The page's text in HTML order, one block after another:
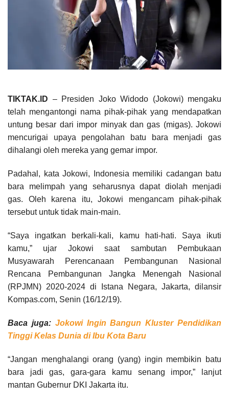
TIKTAK.ID – Presiden Joko Widodo (Jokowi) mengaku
telah mengantongi nama pihak-pihak yang mendapatkan
untung besar dari impor minyak dan gas (migas). Jokowi
mencurigai upaya pengolahan batu bara menjadi gas
dihalangi oleh mereka yang gemar impor.
Padahal, kata Jokowi, Indonesia memiliki cadangan batu
bara melimpah yang seharusnya dapat diolah menjadi
gas. Oleh karena itu, Jokowi mengancam pihak-pihak
tersebut untuk tidak main-main.
“Saya ingatkan berkali-kali, kamu hati-hati. Saya ikuti
kamu,” ujar Jokowi saat sambutan Pembukaan
Musyawarah Perencanaan Pembangunan Nasional
Rencana Pembangunan Jangka Menengah Nasional
(RPJMN) 2020-2024 di Istana Negara, Jakarta, dilansir
Kompas.com, Senin (16/12/19).
Baca juga: Jokowi Ingin Bangun Kluster Pendidikan
Tinggi Kelas Dunia di Ibu Kota Baru
“Jangan menghalangi orang (yang) ingin membikin batu
bara jadi gas, gara-gara kamu senang impor,” lanjut
mantan Gubernur DKI Jakarta itu.